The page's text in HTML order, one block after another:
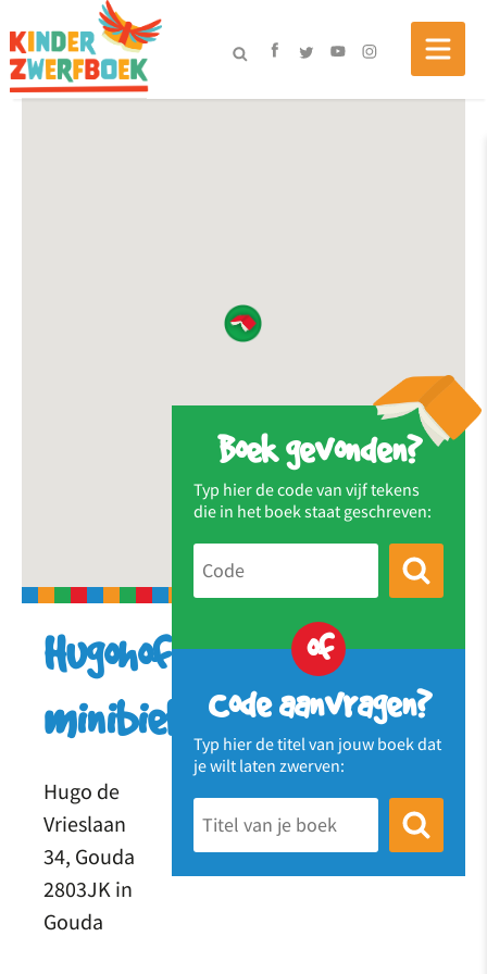
Boek gevonden?
Typ hier de code van vijf tekens
die in het boek staat geschreven:
of
Code aanvragen?
Typ hier de titel van jouw boek dat
je wilt laten zwerven:
Hugohof
minibieb
Hugo de
Vrieslaan
34, Gouda
2803JK in
Gouda